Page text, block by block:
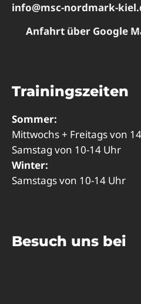
info@msc-nordmark-
Anfahrt über Google
Trainingszeiten
Sommer:
Mittwochs + Freitags von
Samstag von 10-14 Uhr
Winter:
Samstags von 10-14 Uhr
Besuch uns bei